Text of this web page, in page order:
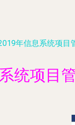
年信息系统项目
统项目